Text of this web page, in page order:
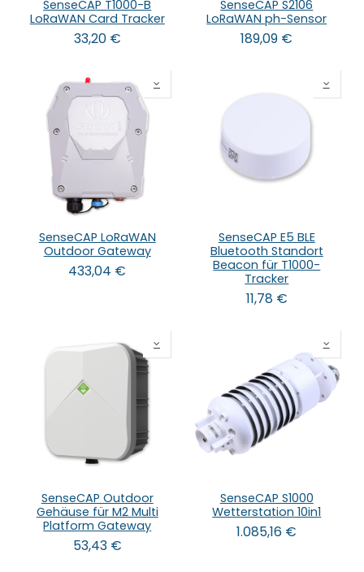
SenseCAP T1000-B
LoRaWAN Card Tracker
33,20€
SenseCAP S2106
LoRaWAN ph-Sensor
189,09 €
SenseCAP LoRaWAN
Outdoor Gateway
433,04 €
SenseCAP E5 BLE
Bluetooth Standort
Beacon für T1000-
Tracker
11,78€
SenseCAP Outdoor
Gehäuse für M2 Multi
Platform Gateway
53,43€
SenseCAP S1000
Wetterstation 10in1
1.085,16 €